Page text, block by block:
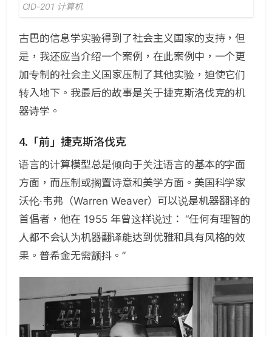
CID-201 计算机
古巴的信息学实验得到了社会主义国家的支持，但
是，我还应当介绍一个案例，在此案例中，一个更
加专制的社会主义国家压制了其他实验，迫使它们
转入地下。我最后的故事是关于捷克斯洛伐克的机
器诗学。
4.「前」捷克斯洛伐克
语言的计算模型总是倾向于关注语言的基本的字面
方面，而压制或搁置诗意和美学方面。美国科学家
沃伦·韦弗（Warren Weaver）可以说是机器翻译的
首倡者，他在 1955 年曾这样说过： “任何有理智的
人都不会认为机器翻译能达到优雅和具有风格的效
果。普希金无需颤抖。”